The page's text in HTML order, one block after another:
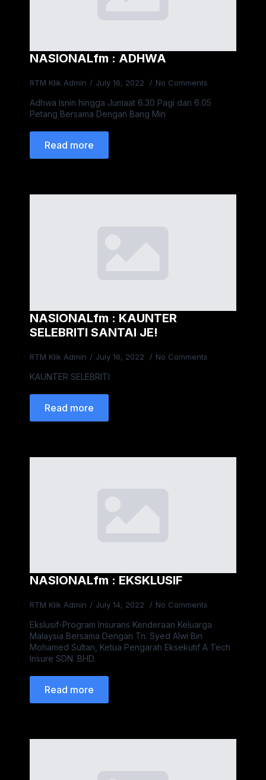
NASIONALfm : ADHWA
RTM Klik Admin July 16, 2022 No Comments
Adhwa Isnin hingga Jumaat 6.30 Pagi dan 6.05
Petang Bersama Dengan Bang Min
Read more
NASIONALfm : KAUNTER
SELEBRITI SANTAI JE!
RTM Klik Admin July 16, 2022 No Comments
KAUNTER SELEBRITI
Read more
NASIONALfm : EKSKLUSIF
RTM Klik Admin July 14, 2022 No Comments
Ekslusif-Program Insurans Kenderaan Keluarga
Malaysia Bersama Dengan Tn. Syed Alwi Bin
Mohamed Sultan, Ketua Pengarah Eksekutif A Tech
Insure SDN. BHD.
Read more